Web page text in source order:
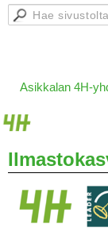
Asikkalan 4H-